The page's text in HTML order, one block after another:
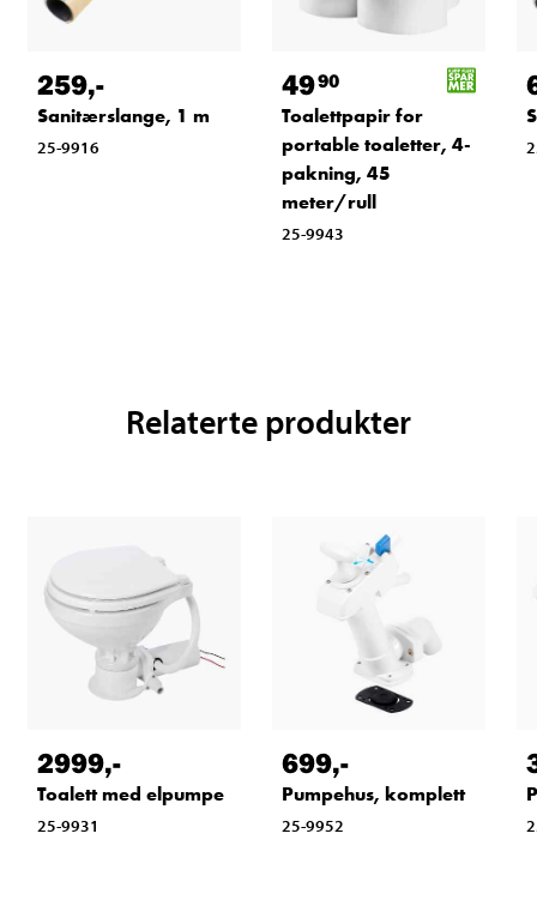
259,-
Sanitærslange, 1 m
25-9916
4990
Toalettpapir for
portable toaletter, 4-
pakning, 45
meter/rull
25-9943
Relaterte produkter
2999,-
Toalett med elpumpe
25-9931
699,-
Pumpehus, komplett
25-9952